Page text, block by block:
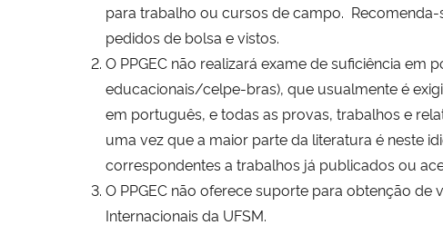
para trabalho ou cursos de campo.
pedidos de bolsa e vistos.
O PPGEC não realizará exame de suficiência
educacionais/celpe-bras), que usualmente é
em português, e todas as provas, trabalhos e
uma vez que a maior parte da literatura é neste
correspondentes a trabalhos já publicados ou
O PPGEC não oferece suporte para obtenção
Internacionais da UFSM.